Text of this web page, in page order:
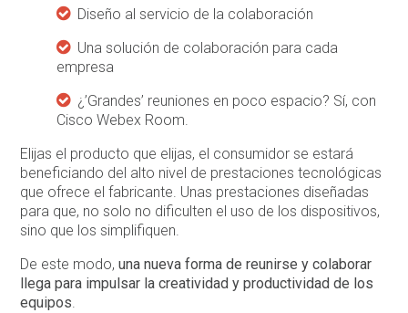
Diseño al servicio de la colaboración
Una solución de colaboración para cada
empresa
¿’Grandes’ reuniones en poco espacio? Sí, con
Cisco Webex Room.
Elijas el producto que elijas, el consumidor se estará
beneficiando del alto nivel de prestaciones tecnológicas
que ofrece el fabricante. Unas prestaciones diseñadas
para que, no solo no dificulten el uso de los dispositivos,
sino que los simplifiquen.
De este modo,una nueva forma de reunirse y colaborar
llega para impulsar la creatividad y productividad de los
equipos.